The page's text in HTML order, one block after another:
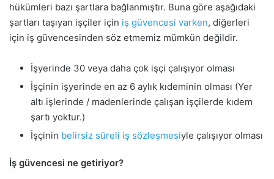
hükümleri bazı şartlara bağlanmıştır. Buna göre aşağıdaki
şartları taşıyan işçiler için iş güvencesi varken, diğerleri
için iş güvencesinden söz etmemiz mümkün değildir.
İşyerinde 30 veya daha çok işçi çalışıyor olması
İşçinin işyerinde en az 6 aylık kıdeminin olması (Yer
altı işlerinde / madenlerinde çalışan işçilerde kıdem
şartı yoktur.)
İşçinin belirsiz süreli iş sözleşmesiyle çalışıyor olması
İş güvencesi ne getiriyor?